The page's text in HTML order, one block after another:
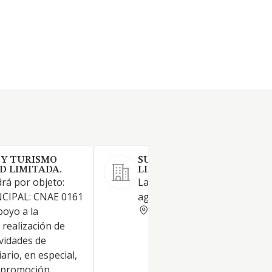
TURISMO
LIMITADA.
por objeto:
CNAE 0161
a la
de
de
en especial,
SUAGROSERVICIO
LIMITADA. (EXTINGUIDA)
La prestación de servicios
agrícolas y actividades